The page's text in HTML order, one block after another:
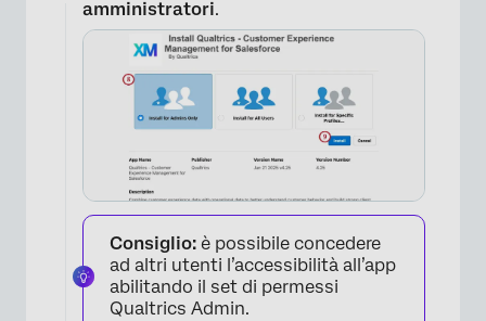
amministratori.
Consiglio: è possibile concedere
ad altri utenti l’accessibilità all’app
abilitando il set di permessi
Qualtrics Admin.